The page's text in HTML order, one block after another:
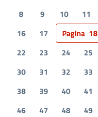
8
9 10 11
16
17 Pagina 18
22
23 24 25
30
31 32 33
38
39 40 41
46
47 48 49